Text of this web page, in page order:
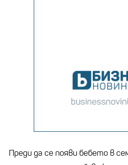
Преди да се появи бебето в